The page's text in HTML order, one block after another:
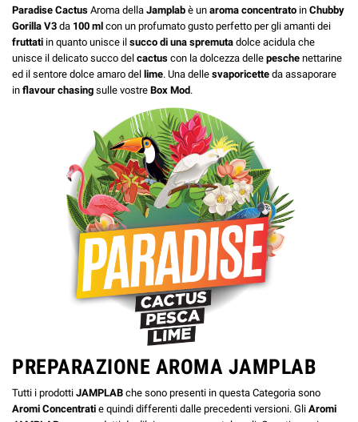
Paradise Cactus Aroma della Jamplab è un aroma concentrato in Chubby
Gorilla V3 da 100 ml con un profumato gusto perfetto per gli amanti dei
fruttati in quanto unisce il succo di una spremuta dolce acidula che
unisce il delicato succo del cactus con la dolcezza delle pesche nettarine
ed il sentore dolce amaro del lime. Una delle svaporicette da assaporare
in flavour chasing sulle vostre Box Mod.
PREPARAZIONE AROMA JAMPLAB
Tutti i prodotti JAMPLAB che sono presenti in questa Categoria sono
Aromi Concentrati e quindi differenti dalle precedenti versioni. Gli Aromi